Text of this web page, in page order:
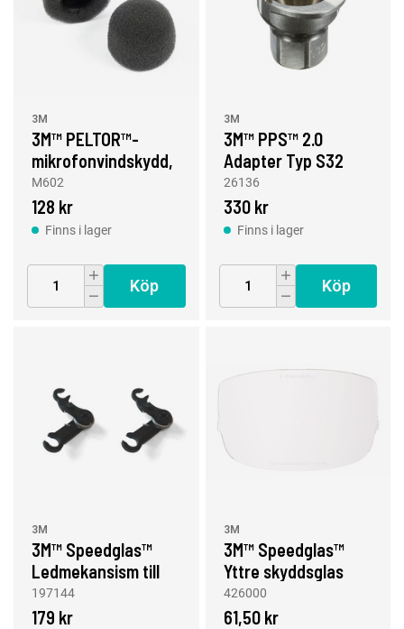
3M
3M™ PELTOR™-
mikrofonvindskydd,
M60/2
M602
128 kr
Finns i lager
Köp
3M
3M™ PPS™ 2.0
Adapter Typ S32
26136
330 kr
Finns i lager
Köp
3M
3M™ Speedglas™
Ledmekansism till
svetshjälm 9100
FX/FX Air
197144
179 kr
3M
3M™ Speedglas™
Yttre skyddsglas
9000, standard
426000
61,50 kr